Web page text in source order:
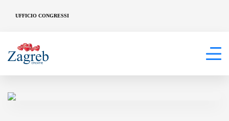
UFFICIO CONGRESSI